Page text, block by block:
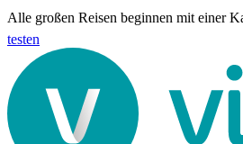
Alle großen Reisen beginnen mit einer
testen